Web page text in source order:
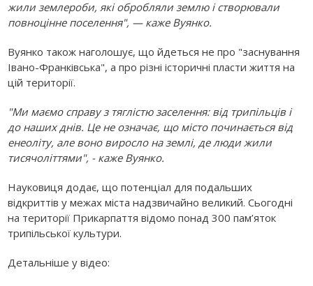
жили землероби, які обробляли землю і створювали
повноцінне поселення", — каже Вуянко.
Вуянко також наголошує, що йдеться не про "заснування
Івано-Франківська", а про різні історичні пласти життя на
цій території.
"Ми маємо справу з тяглістю заселення: від трипільців і
до наших днів. Це не означає, що місто починається від
енеоліту, але воно виросло на землі, де люди жили
тисячоліттями", - каже Вуянко.
Науковиця додає, що потенціал для подальших
відкриттів у межах міста надзвичайно великий. Сьогодні
на території Прикарпаття відомо понад 300 пам’яток
трипільської культури.
Детальніше у відео: